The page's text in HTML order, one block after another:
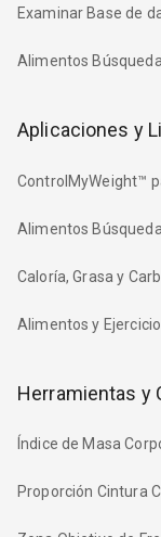
Examinar Base de
Alimentos
Aplicaciones y
ControlMyWeight™
Alimentos
Caloría, Grasa y
Alimentos y
Herramientas y
Índice de Masa
Proporción Cintura